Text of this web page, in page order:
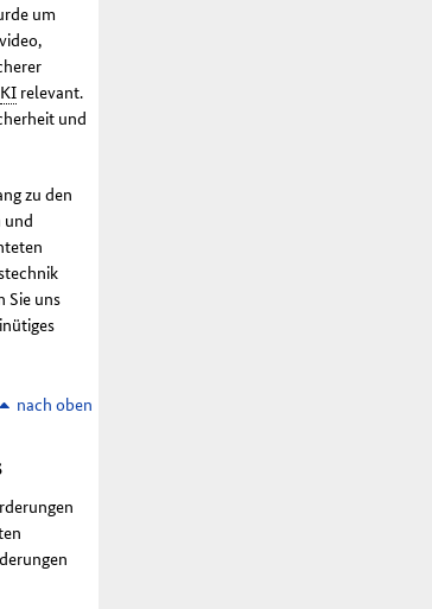
um
KI relevant.
und
zu den
und
Sie uns
nach oben